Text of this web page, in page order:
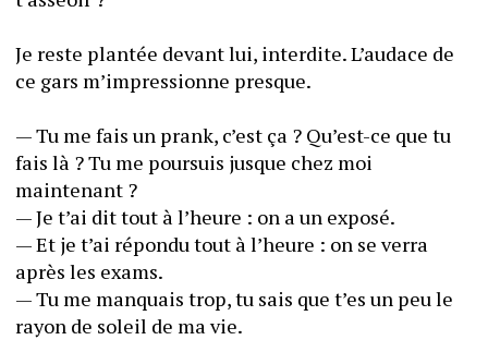
Je reste plantée devant lui, interdite. L’audace de
ce gars m’impressionne presque.
— Tu me fais un prank, c’est ça ? Qu’est-ce que tu
fais là ? Tu me poursuis jusque chez moi
maintenant ?
— Je t’ai dit tout à l’heure : on a un exposé.
— Et je t’ai répondu tout à l’heure : on se verra
après les exams.
— Tu me manquais trop, tu sais que t’es un peu le
rayon de soleil de ma vie.